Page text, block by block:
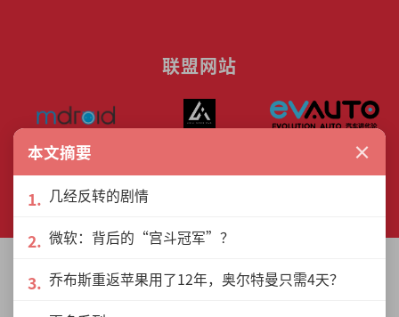
联盟网站
201801040185 (1302216­-D)
本文摘要 ×
几经反转的剧情
微软：背后的“宫斗冠军”？
乔布斯重返苹果用了12年，奥尔特曼只需4天？